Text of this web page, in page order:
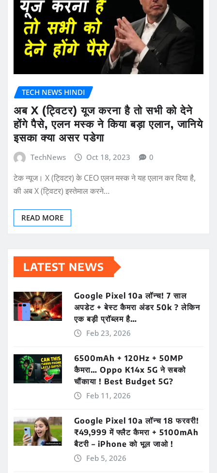
TECH NEWS HINDI
अब X (ट्विटर) यूज करना है तो सभी को देने
होंगे पैसे, एलन मस्क ने किया बड़ा एलान, जानिये
इसका क्या असर पडेगा
TechNews Oct 18, 2023 0
टेक न्यूज। X (ट्विटर) के CEO एलन मस्क ने यह एलान कर दिया है,
की अब X (ट्विटर) इस्तेमाल करने…
READ MORE
LATEST NEWS
Google Pixel 10a लॉन्च! 7 साल
अपडेट + बेस्ट कैमरा अंडर 50k ? लेकिन
एक बड़ी प्रॉब्लम है…
Feb 23, 2026
6500mAh + 120Hz + 50MP
कैमरा… Oppo K14x 5G ने सबको
चौंकाया ! Best Budget 5G?
Feb 11, 2026
Google Pixel 10a लॉन्च 18 फरवरी!
₹49,999 में फ्लैट कैमरा + 5100mAh
बैटरी – iPhone को भूल जाओ !
Feb 5, 2026